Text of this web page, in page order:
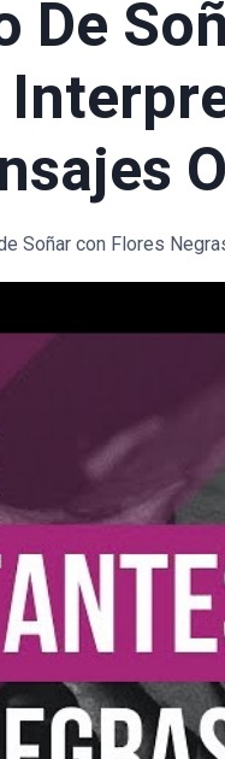
De
Soñar con Flores